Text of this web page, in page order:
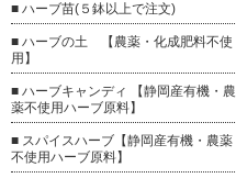
■ ハーブ苗(５鉢以上で注文)
■ ハーブの土 【農薬・化成肥料不使
用】
■ ハーブキャンディ 【静岡産有機・農
薬不使用ハーブ原料】
■ スパイスハーブ【静岡産有機・農薬
不使用ハーブ原料】